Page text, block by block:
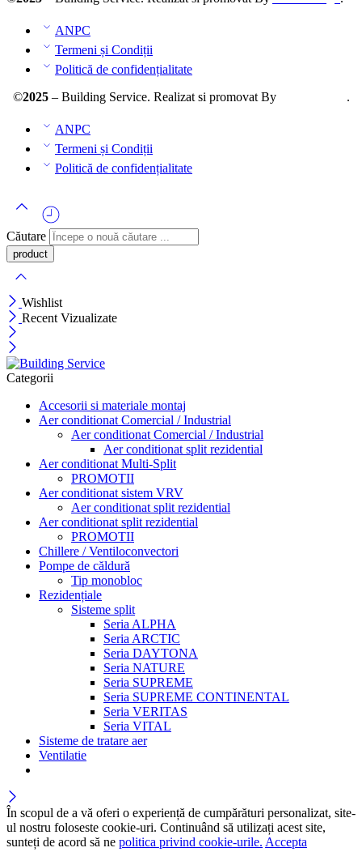
ANPC
Termeni și Condiții
Politică de confidențialitate
©2025– Building Service. Realizat si promovat By .
ANPC
Termeni și Condiții
Politică de confidențialitate
Căutare
Wishlist
Recent Vizualizate
Categorii
Accesorii si materiale montaj
Aer conditionat Comercial / Industrial
Aer conditionat Comercial / Industrial
Aer conditionat split rezidential
Aer conditionat Multi-Split
PROMOTII
Aer conditionat sistem VRV
Aer conditionat split rezidential
Aer conditionat split rezidential
PROMOTII
Chillere / Ventiloconvectori
Pompe de căldură
Tip monobloc
Rezidențiale
Sisteme split
Seria ALPHA
Seria ARCTIC
Seria DAYTONA
Seria NATURE
Seria SUPREME
Seria SUPREME CONTINENTAL
Seria VERITAS
Seria VITAL
Sisteme de tratare aer
Ventilatie
În scopul de a vă oferi o experiență de cumpărături personalizat, site-
ul nostru foloseste cookie-uri. Continuând să utilizați acest site,
sunteți de acord să ne politica privind cookie-urile. Accepta